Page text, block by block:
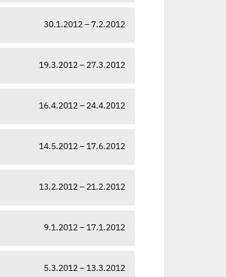
30.1.2012 – 7.2.2012
19.3.2012 – 27.3.2012
16.4.2012 – 24.4.2012
14.5.2012 – 17.6.2012
13.2.2012 – 21.2.2012
9.1.2012 – 17.1.2012
5.3.2012 – 13.3.2012